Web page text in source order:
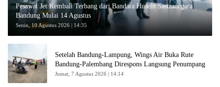
Pesawat Jet Kembali Terbang dari Bandara Husein Sastranegara
Bandung Mulai 14 Agustus
Senin, 10 Agustus 2026 | 14:35
Setelah Bandung-Lampung, Wings Air Buka Rute
Bandung-Palembang Direspons Langsung Penumpang
Jumat, 7 Agustus 2026 | 14:14